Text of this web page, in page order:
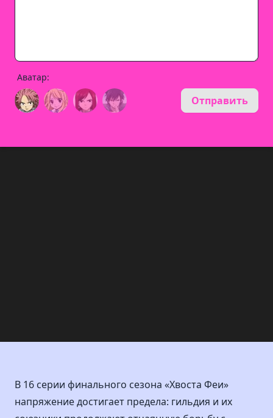
Аватар:
Отправить
В 16 серии финального сезона «Хвоста Феи»
напряжение достигает предела: гильдия и их